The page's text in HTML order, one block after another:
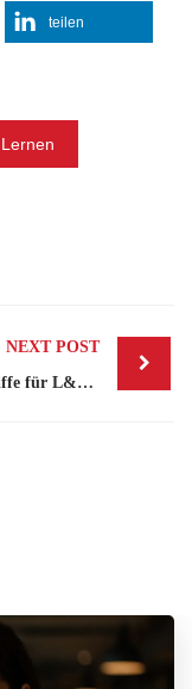
teilen
Lernen
NEXT POST
KI-Begriffe für L&D-Fachleute: Ein Glossar